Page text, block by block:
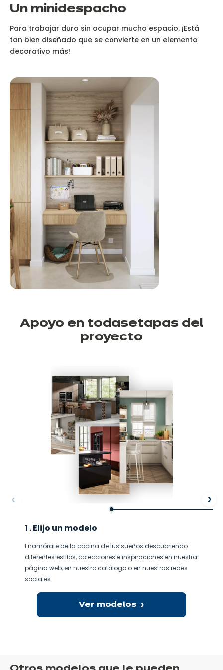
Un minidespacho
Para trabajar duro sin ocupar mucho espacio. ¡Está
tan bien diseñado que se convierte en un elemento
decorativo más!
Apoyo en todasetapas del
proyecto
1 . Elijo un modelo
Enamórate de la cocina de tus sueños descubriendo
diferentes estilos, colecciones e inspiraciones en nuestra
página web, en nuestro catálogo o en nuestras redes
sociales.
Ver modelos